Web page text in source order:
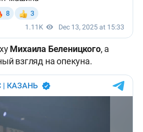
Михаила Беленицкого, а
взгляд на опекуна.